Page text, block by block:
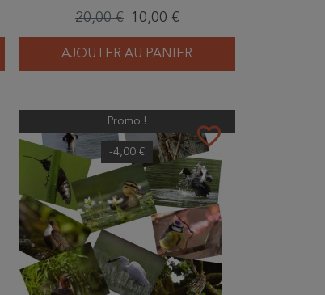
20,00 € 10,00 €
AJOUTER AU PANIER
favorite_border
Promo !
-4,00 €